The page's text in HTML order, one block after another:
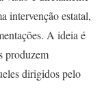
intervenção estatal,
A ideia é
produzem
dirigidos pelo